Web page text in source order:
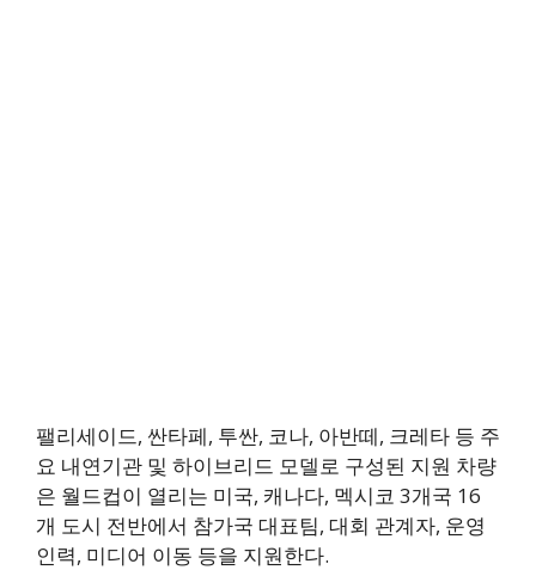
팰리세이드, 싼타페, 투싼, 코나, 아반떼, 크레타 등 주
요 내연기관 및 하이브리드 모델로 구성된 지원 차량
은 월드컵이 열리는 미국, 캐나다, 멕시코 3개국 16
개 도시 전반에서 참가국 대표팀, 대회 관계자, 운영
인력, 미디어 이동 등을 지원한다.